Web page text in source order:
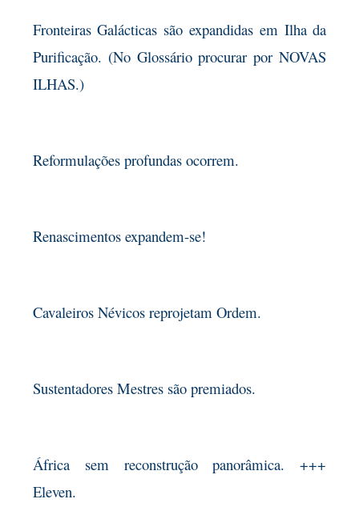
Fronteiras Galácticas são expandidas em Ilha da
Purificação. (No Glossário procurar por NOVAS
ILHAS.)
Reformulações profundas ocorrem.
Renascimentos expandem-se!
Cavaleiros Névicos reprojetam Ordem.
Sustentadores Mestres são premiados.
África sem reconstrução panorâmica. +++
Eleven.